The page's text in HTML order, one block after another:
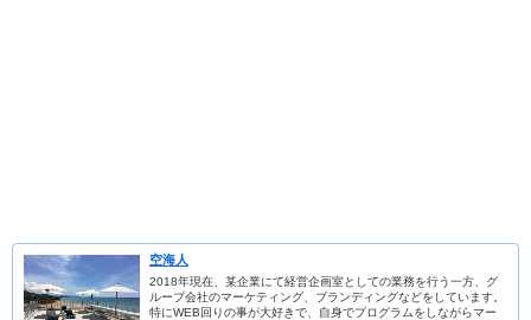
空海人
2018年現在、某企業にて経営企画室としての業務を行う一方、グ
ループ会社のマーケティング、ブランディングなどをしています。
特にWEB回りの事が大好きで、自身でプログラムをしながらマー